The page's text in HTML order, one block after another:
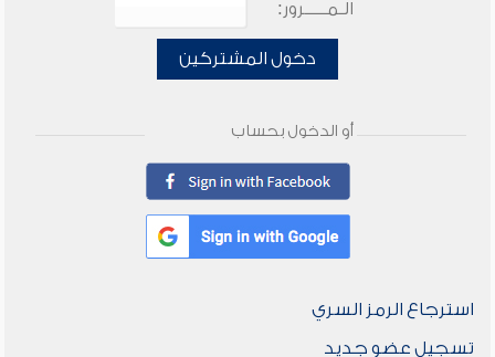
الـمـــــرور:
دخول المشتركين
أو الدخول بحساب
استرجاع الرمز السري
تسجيل عضو جديد